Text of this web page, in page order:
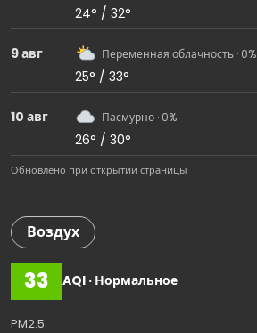
24° / 32°
9 авг Переменная облачность · 0%
25° / 33°
10 авг Пасмурно · 0%
26° / 30°
Обновлено при открытии страницы
Воздух
33 AQI · Нормальное
PM2.5